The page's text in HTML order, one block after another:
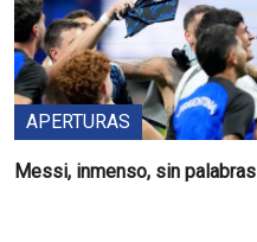
APERTURAS
Messi, inmenso, sin palabras